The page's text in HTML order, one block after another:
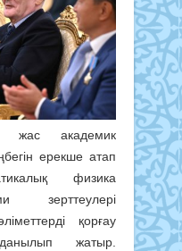
жас академик
ерекше атап
физика
зерттеулері
қорғау
жатыр.